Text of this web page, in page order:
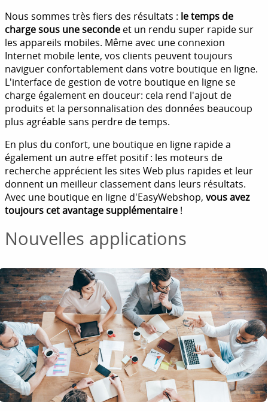
Nous sommes très fiers des résultats : le temps de
charge sous une seconde et un rendu super rapide sur
les appareils mobiles. Même avec une connexion
Internet mobile lente, vos clients peuvent toujours
naviguer confortablement dans votre boutique en ligne.
L'interface de gestion de votre boutique en ligne se
charge également en douceur: cela rend l'ajout de
produits et la personnalisation des données beaucoup
plus agréable sans perdre de temps.
En plus du confort, une boutique en ligne rapide a
également un autre effet positif : les moteurs de
recherche apprécient les sites Web plus rapides et leur
donnent un meilleur classement dans leurs résultats.
Avec une boutique en ligne d'EasyWebshop, vous avez
toujours cet avantage supplémentaire !
Nouvelles applications